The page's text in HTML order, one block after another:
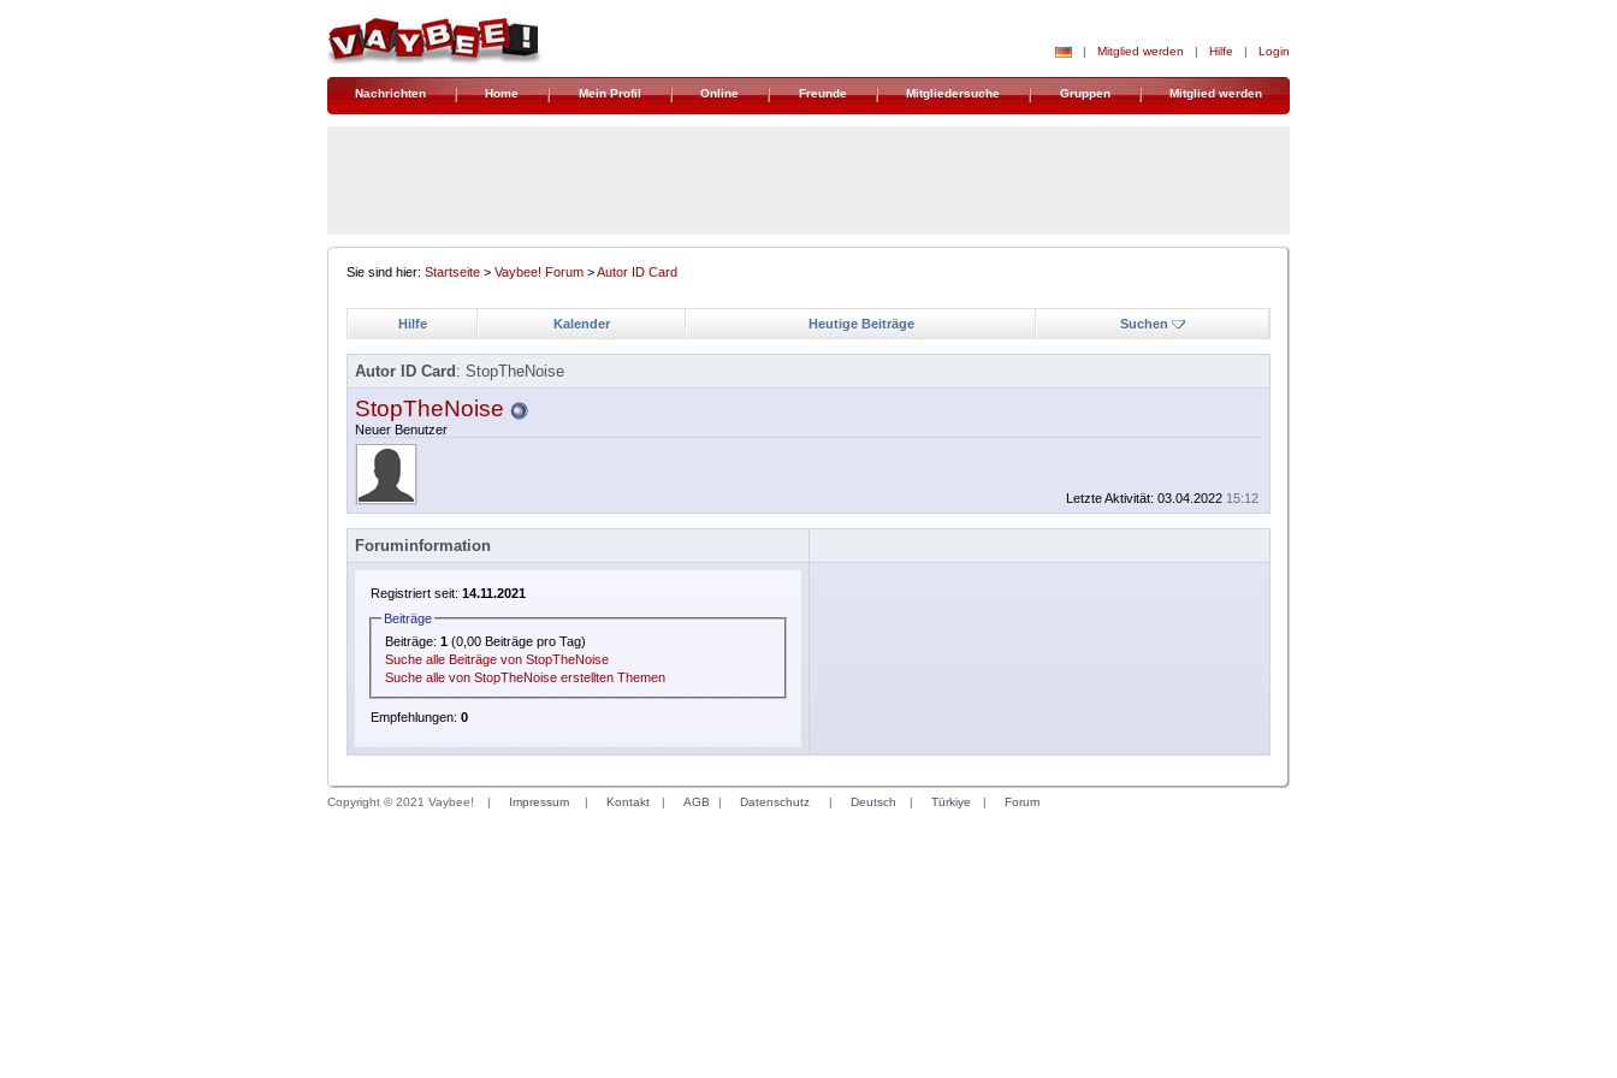
| Mitglied werden | Hilfe | Login
Nachrichten Home Mein Profil Online Freunde Mitgliedersuche Gruppen Mitglied werden
Sie sind hier: Startseite > Vaybee! Forum >Autor ID Card
Hilfe Kalender Heutige Beiträge Suchen
Autor ID Card : StopTheNoise
StopTheNoise
Neuer Benutzer
Letzte Aktivität: 03.04.2022 15:12
Foruminformation
Registriert seit: 14.11.2021
Beiträge
Beiträge:1 (0,00 Beiträge pro Tag)
Suche alle Beiträge von StopTheNoise
Suche alle von StopTheNoise erstellten Themen
Empfehlungen: 0
Copyright © 2021 Vaybee! | Impressum | Kontakt | AGB | Datenschutz | Deutsch | Türkiye | Forum